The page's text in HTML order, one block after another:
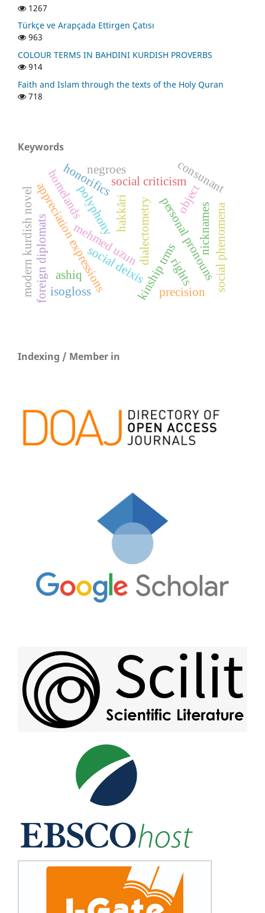
1267
Türkçe ve Arapçada Ettirgen Çatısı
963
COLOUR TERMS IN BAHDINI KURDISH PROVERBS
914
Faith and Islam through the texts of the Holy Quran
718
Keywords
hakkâri dialectometry
mehmed uzun
polyphony personal pronouns
kinship trms
nicknames
honorifics
appreciation expressionssocial deixis social phenomena
ashiq
social criticismconsunant
modern kurdish novelforeign diplomats precision
isogloss
negroes
rights
object
homelands
Indexing / Member in